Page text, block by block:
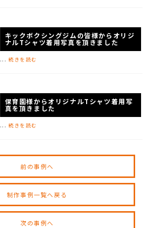
キックボクシングジムの皆様からオリジ
ナルTシャツ着用写真を頂きました
... 続きを読む
保育園様からオリジナルTシャツ着用写
真を頂きました
... 続きを読む
前の事例へ
制作事例一覧へ戻る
次の事例へ